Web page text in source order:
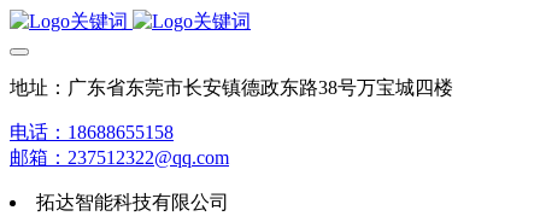
地址：广东省东莞市长安镇德政东路38号万宝城四楼
电话：18688655158
邮箱：237512322@qq.com
拓达智能科技有限公司